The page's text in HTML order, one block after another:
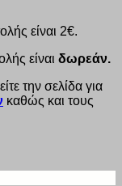
είναι 2€.
είναι δωρεάν.
την σελίδα για
καθώς και τους